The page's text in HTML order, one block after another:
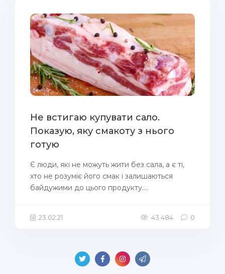
Не встигаю купувати сало.
Показую, яку смакоту з нього
готую
Є люди, які не можуть жити без сала, а є ті,
хто не розуміє його смак і залишаються
байдужими до цього продукту....
23.02.21 43 484 0